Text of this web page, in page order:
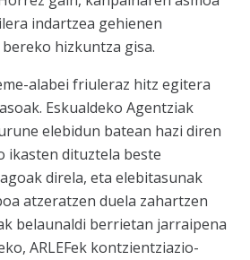
indartzea gehienen
hizkuntza gisa.
alabei friuleraz hitz egitera
Eskualdeko Agentziak
elebidun batean hazi diren
ikasten dituztela beste
direla, eta elebitasunak
atzeratzen duela zahartzen
belaunaldi berrietan jarraipena
ARLEFek kontzientziazio-